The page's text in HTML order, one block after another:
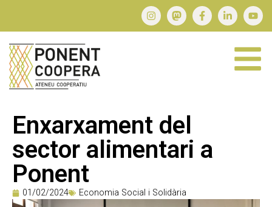
Enxarxament del
sector alimentari a
Ponent
01/02/2024 Economia Social i Solidària